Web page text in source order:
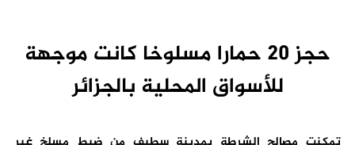
حجز 20 حمارا مسلوخا كانت موجهة
للأسواق المحلية بالجزائر